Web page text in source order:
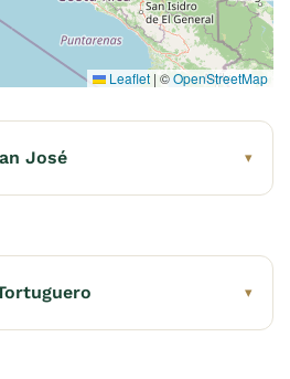
Leaflet | ©OpenStreetMap
José ▾
▾